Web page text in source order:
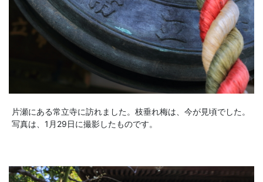
片瀬にある常立寺に訪れました。枝垂れ梅は、今が見頃でした。
写真は、1月29日に撮影したものです。